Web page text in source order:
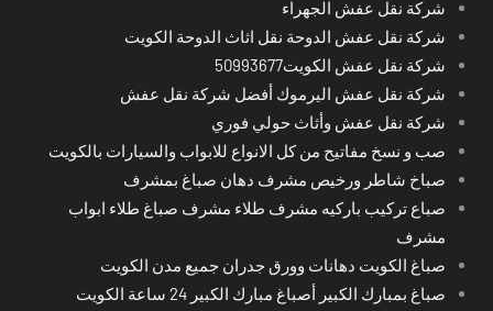
شركة نقل عفش الجهراء
شركة نقل عفش الدوحة نقل اثاث الدوحة الكويت
شركة نقل عفش الكويت50993677
شركة نقل عفش اليرموك أفضل شركة نقل عفش
شركة نقل عفش وأثاث حولي فوري
صب و نسخ مفاتيح من كل الانواع للابواب والسيارات بالكويت
صباخ شاطر ورخيص مشرف دهان صباغ بمشرف
صباع تركيب باركيه مشرف طلاء مشرف صباغ طلاء ابواب
مشرف
صباغ الكويت دهانات وورق جدران جميع مدن الكويت
صباغ بمبارك الكبير أصباغ مبارك الكبير 24 ساعة الكويت